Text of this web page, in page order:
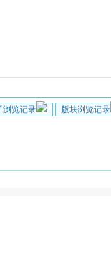
浏览记录 版块浏览记录